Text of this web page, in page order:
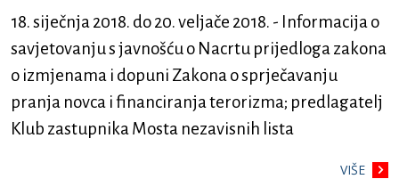
18. siječnja 2018. do 20. veljače 2018. - Informacija o
savjetovanju s javnošću o Nacrtu prijedloga zakona
o izmjenama i dopuni Zakona o sprječavanju
pranja novca i financiranja terorizma; predlagatelj
Klub zastupnika Mosta nezavisnih lista
VIŠE